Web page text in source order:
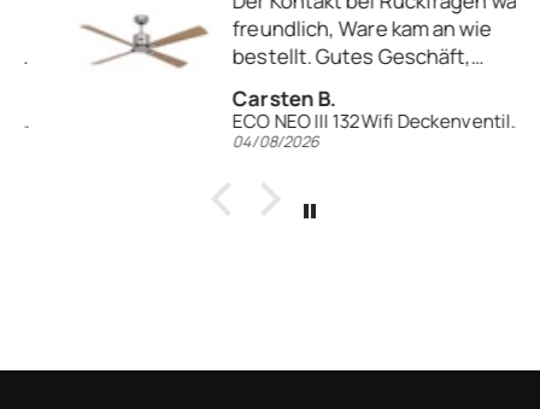
freundlich, Ware kam an wie
bestellt. Gutes Geschäft,
gerne wieder.
Carsten B.
ECO NEO III 132Wifi Deckenventilator
04/08/2026